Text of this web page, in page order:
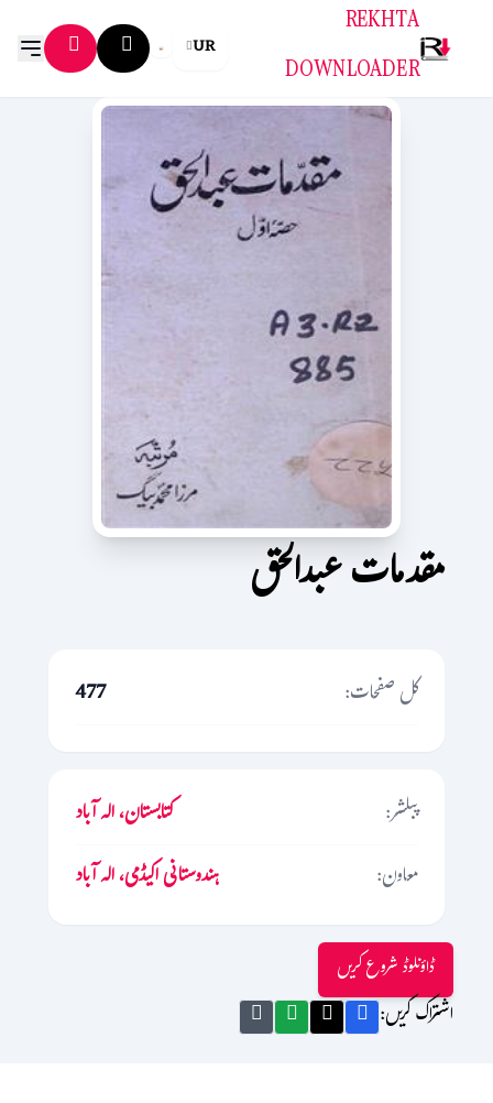
REKHTA
DOWNLOADER
UR
مقدمات عبدالحق
کل صفحات: 477
پبلشر:
کتابستان، الہ آباد
معاون:
ہندوستانی اکیڈمی، الہ آباد
ڈاؤنلوڈ شروع کریں
اشتراک کریں: